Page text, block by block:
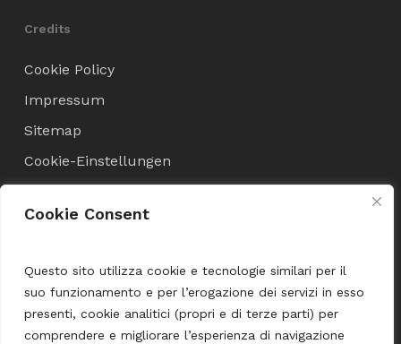
Cookie Consent
Questo sito utilizza cookie e tecnologie similari per il
suo funzionamento e per l’erogazione dei servizi in esso
presenti, cookie analitici (propri e di terze parti) per
comprendere e migliorare l’esperienza di navigazione
Credits
Cookie Policy
Impressum
Sitemap
Cookie-Einstellungen
Verkaufsbedingungen
Allgemeine Geschäftsbedingungen
Versand und Zahlung